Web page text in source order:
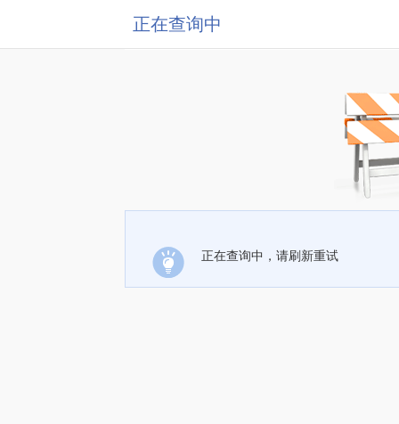
正在查询中
正在查询中，请刷新重试